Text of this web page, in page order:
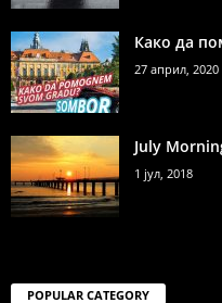
Како да
27 април, 2020
July
1 јул, 2018
POPULAR CATEGORY